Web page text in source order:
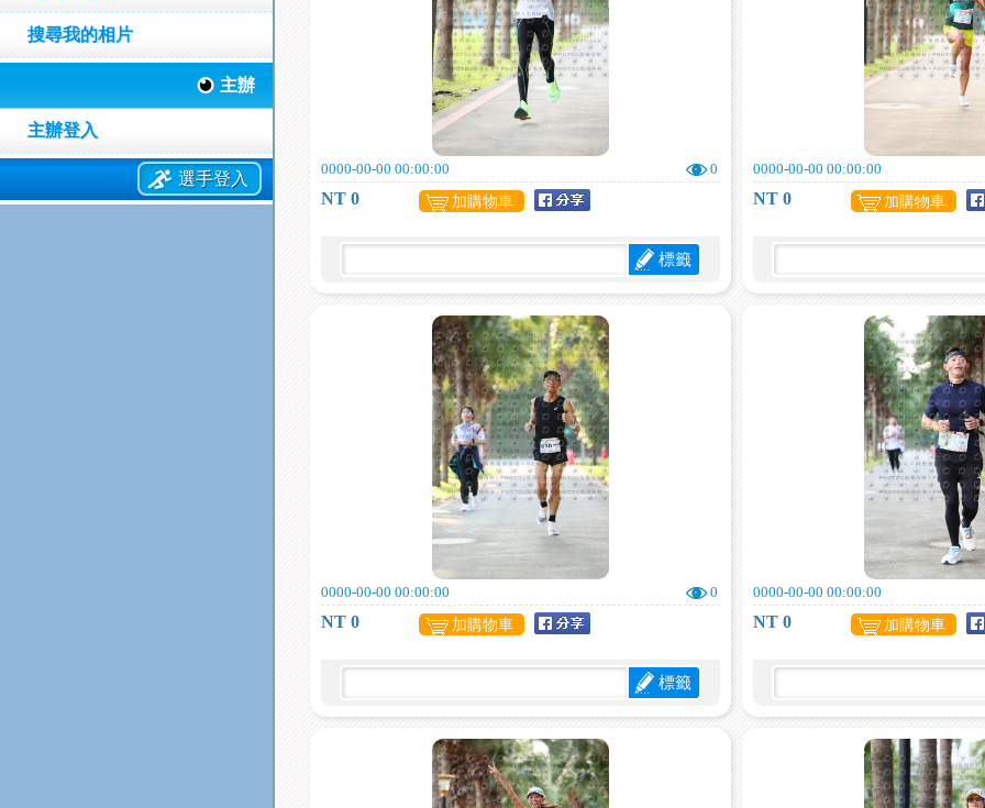
搜尋我的相片
主辦
主辦登入
選手登入 0000-00-00 00:00:00 0
NT 0 加購物車
標籤
0000-00-00 00:00:00
NT 0 加購物車
0000-00-00 00:00:00 0
NT 0 加購物車
標籤
0000-00-00 00:00:00
NT 0 加購物車